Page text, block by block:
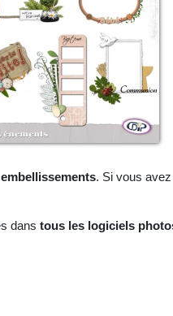
. Si vous avez
dans tous les logiciels